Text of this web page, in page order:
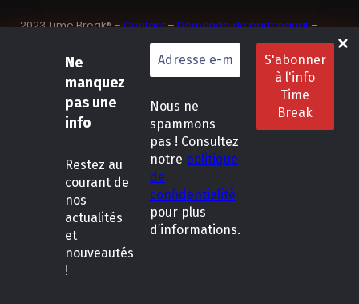
Ne
manquez
pas une
info
Restez au
courant de
nos
actualités
et
nouveautés
!
Nous ne
spammons
pas ! Consultez
notre politique
de
confidentialité
pour plus
d’informations.
2023 Time Break® –Contact–Demande de partenariat–
Sponsoriser un joueur de padel français
SASU Dedix Communication – 87 rue de Mireille – 83 150
Bandol – Var
Conditions
générales de location
Follow Us :LinkedIn
Instagram